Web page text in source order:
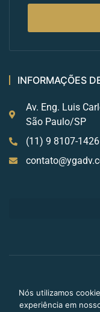
INFORMAÇÕES
Av. Eng. Luis
São Paulo/SP
(11) 9 8107-1426
Copyright ©
Nós utilizamos
experiência em